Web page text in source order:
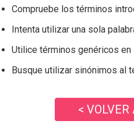
Compruebe los términos
Intenta utilizar una sola
Utilice términos genéricos en
Busque utilizar sinónimos al
<